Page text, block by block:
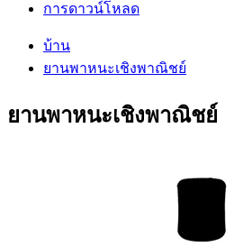
การดาวน์โหลด
บ้าน
ยานพาหนะเชิงพาณิชย์
ยานพาหนะเชิงพาณิชย์